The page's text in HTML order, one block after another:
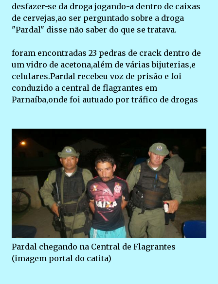
desfazer-se da droga jogando-a dentro de caixas
de cervejas,ao ser perguntado sobre a droga
"Pardal" disse não saber do que se tratava.
foram encontradas 23 pedras de crack dentro de
um vidro de acetona,além de várias bijuterias,e
celulares.Pardal recebeu voz de prisão e foi
conduzido a central de flagrantes em
Parnaíba,onde foi autuado por tráfico de drogas
Pardal chegando na Central de Flagrantes
(imagem portal do catita)